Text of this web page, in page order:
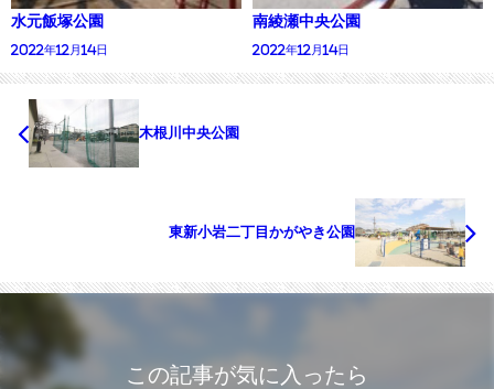
水元飯塚公園
2022年12月14日
南綾瀬中央公園
2022年12月14日
木根川中央公園
東新小岩二丁目かがやき公園
この記事が気に入ったら